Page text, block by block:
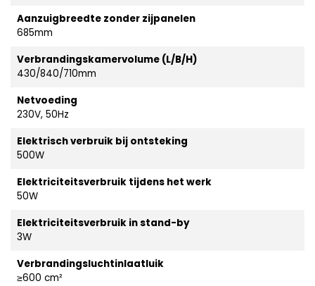
Aanzuigbreedte zonder zijpanelen
685mm
Verbrandingskamervolume (L/B/H)
430/840/710mm
Netvoeding
230V, 50Hz
Elektrisch verbruik bij ontsteking
500W
Elektriciteitsverbruik tijdens het werk
50W
Elektriciteitsverbruik in stand-by
3W
Verbrandingsluchtinlaatluik
≥600 cm²